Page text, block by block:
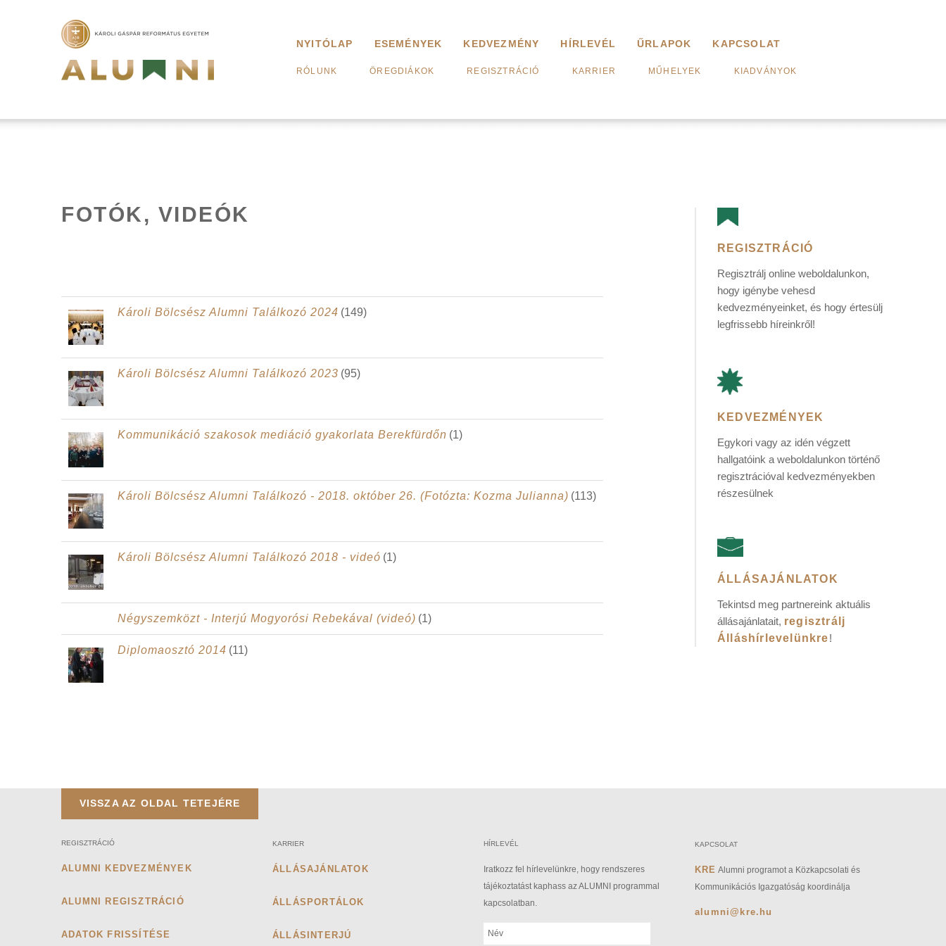
NYITÓLAP ESEMÉNYEK KEDVEZMÉNY HÍRLEVÉL ŰRLAPOK KAPCSOLAT
RÓLUNK ÖREGDIÁKOK REGISZTRÁCIÓ KARRIER MŰHELYEK KIADVÁNYOK
FOTÓK, VIDEÓK
Károli Bölcsész Alumni Találkozó 2024 (149)
Károli Bölcsész Alumni Találkozó 2023 (95)
Kommunikáció szakosok mediáció gyakorlata Berekfürdőn (1)
Károli Bölcsész Alumni Találkozó - 2018. október 26. (Fotózta: Kozma Julianna) (113)
Károli Bölcsész Alumni Találkozó 2018 - videó (1)
Négyszemközt - Interjú Mogyorósi Rebekával (videó) (1)
Diplomaosztó 2014 (11)
REGISZTRÁCIÓ
Regisztrálj online weboldalunkon,
hogy igénybe vehesd
kedvezményeinket, és hogy értesülj
legfrissebb híreinkről!
KEDVEZMÉNYEK
Egykori vagy az idén végzett
hallgatóink a weboldalunkon történő
regisztrációval kedvezményekben
részesülnek
ÁLLÁSAJÁNLATOK
Tekintsd meg partnereink aktuális
állásajánlatait, regisztrálj
Álláshírlevelünkre!
VISSZA AZ OLDAL TETEJÉRE
REGISZTRÁCIÓ
ALUMNI KEDVEZMÉNYEK
ALUMNI REGISZTRÁCIÓ
ADATOK FRISSÍTÉSE
KARRIER
ÁLLÁSAJÁNLATOK
ÁLLÁSPORTÁLOK
ÁLLÁSINTERJÚ
HÍRLEVÉL
Iratkozz fel hírlevelünkre, hogy rendszeres
tájékoztatást kaphass az ALUMNI programmal
kapcsolatban.
KAPCSOLAT
KRE Alumni programot a Közkapcsolati és
Kommunikációs Igazgatóság koordinálja
alumni@kre.hu